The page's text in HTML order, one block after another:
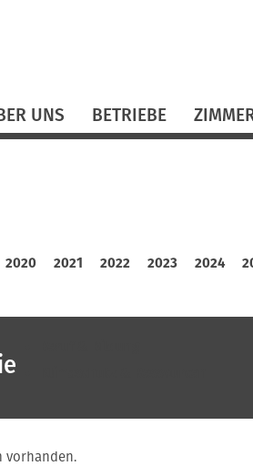
UNS BETRIEBE
2020 2021 2022 2023 2024
vorhanden.